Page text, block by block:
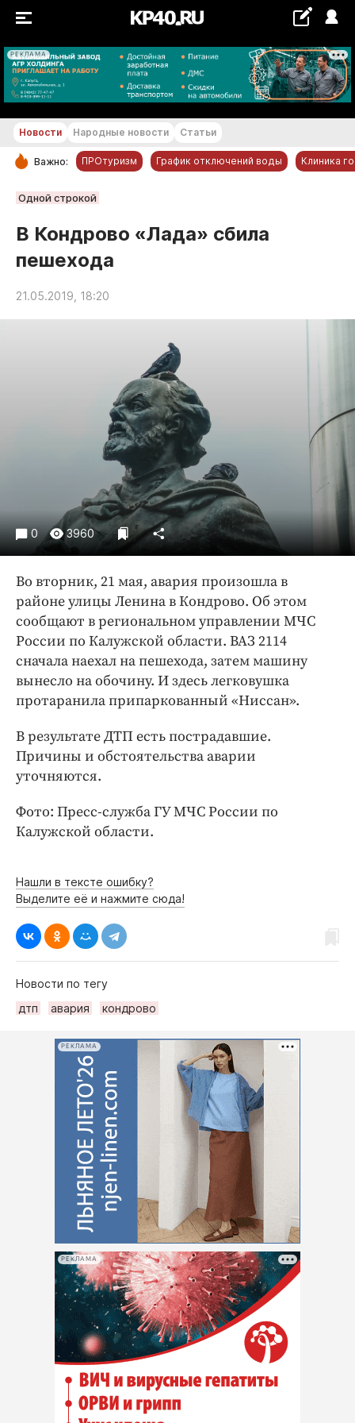
РЕКЛАМА
+18...+19 °С
РУБРИКИ
Новости компаний
Статьи
Народные новости
Авто и транспорт
Недвижимость и ЖКХ
Образование
Общество
Праздники
Происшествия
Спорт
Экономика и бизнес
ПРОЕКТЫ
Блоги
Издания
Медиаперсона
Клиника года
Бренд года
Новости Народные новости Статьи
Важно: ПРОтуризм График отключений воды Клиника
Одной строкой
В Кондрово «Лада» сбила
пешехода
21.05.2019, 18:20
0 3960
Во вторник, 21 мая, авария произошла в
районе улицы Ленина в Кондрово. Об этом
сообщают в региональном управлении МЧС
России по Калужской области. ВАЗ 2114
сначала наехал на пешехода, затем машину
вынесло на обочину. И здесь легковушка
протаранила припаркованный «Ниссан».
В результате ДТП есть пострадавшие.
Причины и обстоятельства аварии
уточняются.
Фото: Пресс-служба ГУ МЧС России по
Калужской области.
Нашли в тексте ошибку?
Выделите её и нажмите сюда!
Новости по тегу
дтп
авария кондрово
РЕКЛАМА
РЕКЛАМА